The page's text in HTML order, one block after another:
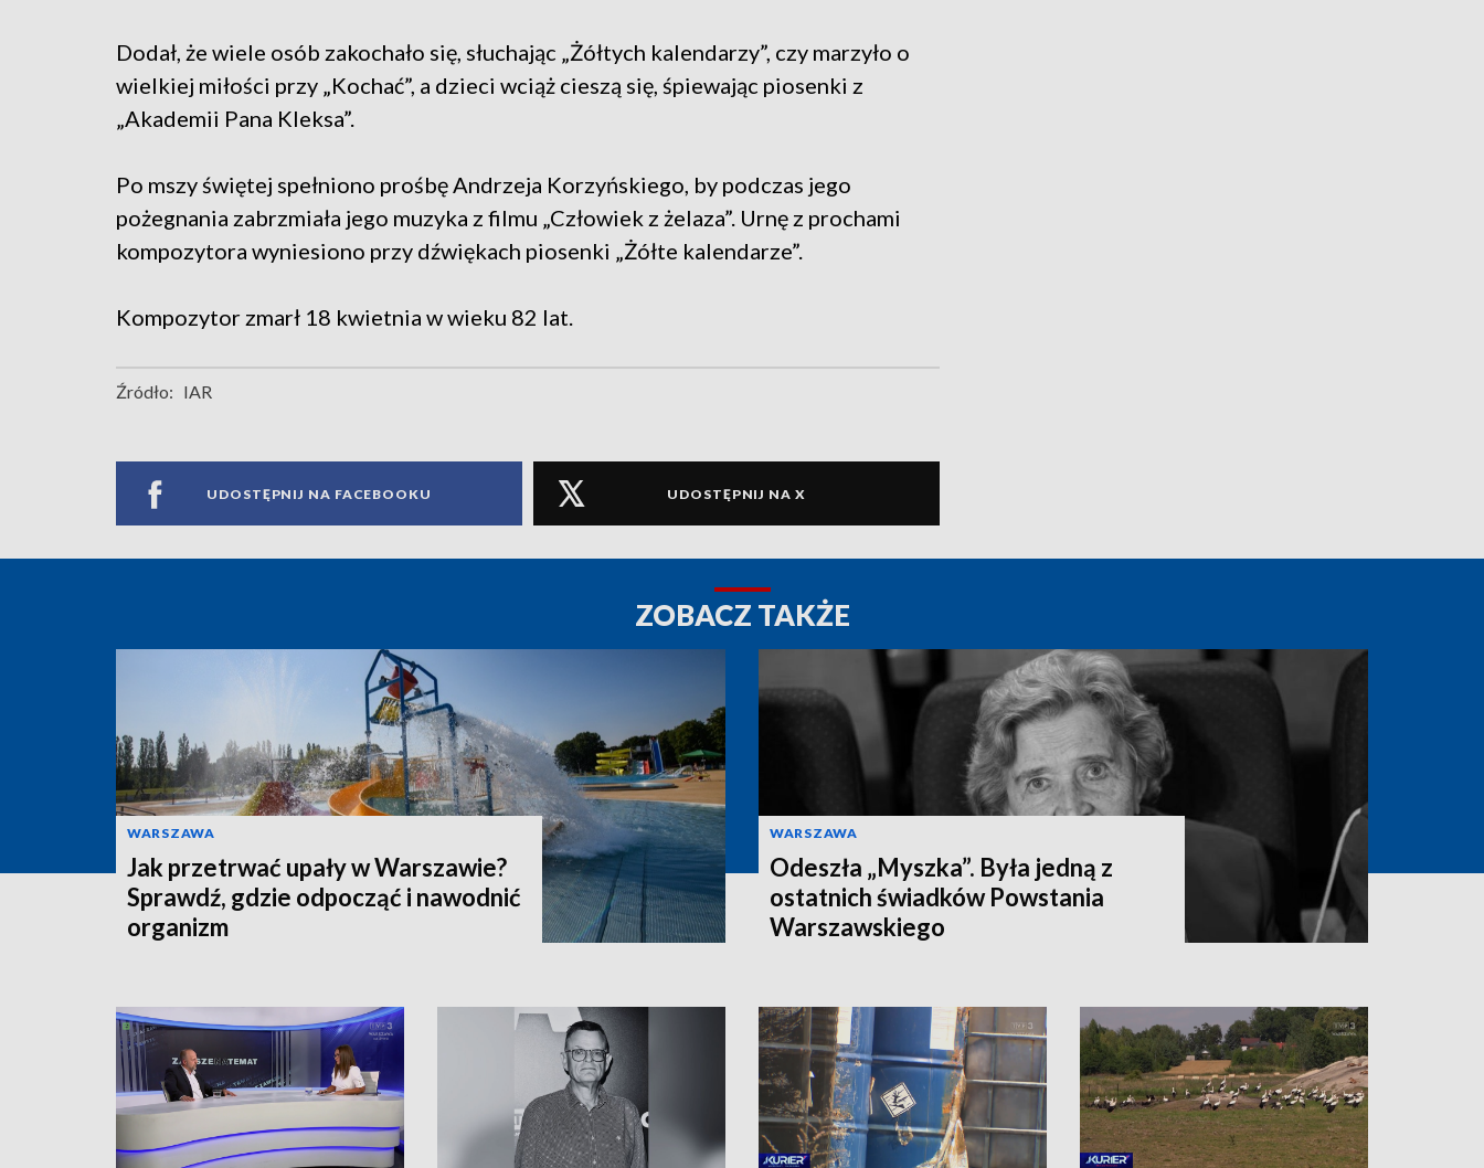
Dodał, że wiele osób zakochało się, słuchając „Żółtych kalendarzy”, czy marzyło o
wielkiej miłości przy „Kochać”, a dzieci wciąż cieszą się, śpiewając piosenki z
„Akademii Pana Kleksa”.
Po mszy świętej spełniono prośbę Andrzeja Korzyńskiego, by podczas jego
pożegnania zabrzmiała jego muzyka z filmu „Człowiek z żelaza”. Urnę z prochami
kompozytora wyniesiono przy dźwiękach piosenki „Żółte kalendarze”.
Kompozytor zmarł 18 kwietnia w wieku 82 lat.
Źródło: IAR
UDOSTĘPNIJ NA FACEBOOKU UDOSTĘPNIJ NA X
ZOBACZ TAKŻE
WARSZAWA
Jak przetrwać upały w Warszawie?
Sprawdź, gdzie odpocząć i nawodnić
organizm
WARSZAWA
Odeszła „Myszka”. Była jedną z
ostatnich świadków Powstania
Warszawskiego